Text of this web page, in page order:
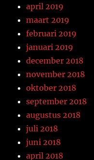
april 2019
maart 2019
februari 2019
januari 2019
december 2018
november 2018
oktober 2018
september 2018
augustus 2018
juli 2018
juni 2018
april 2018